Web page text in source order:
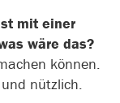
mit einer
wäre das?
können.
nützlich.